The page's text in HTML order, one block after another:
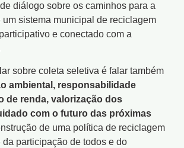
diálogo sobre os caminhos para a
um sistema municipal de reciclagem
e conectado com a
sobre coleta seletiva é falar também
ambiental, responsabilidade
de renda, valorização dos
com o futuro das próximas
de uma política de reciclagem
participação de todos e do